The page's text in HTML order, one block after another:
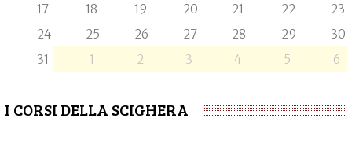
17
18 19 20 21 22
23
24
25 26 27 28 29
30
31
1 2 3 4 5 6
I CORSI DELLA SCIGHERA